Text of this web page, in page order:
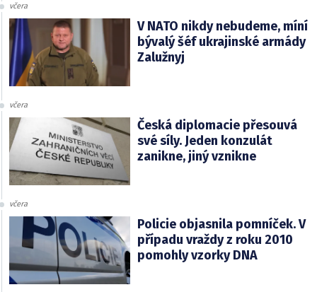
včera
V NATO nikdy nebudeme, míní
bývalý šéf ukrajinské armády
Zalužnyj
včera
Česká diplomacie přesouvá
své síly. Jeden konzulát
zanikne, jiný vznikne
včera
Policie objasnila pomníček. V
případu vraždy z roku 2010
pomohly vzorky DNA